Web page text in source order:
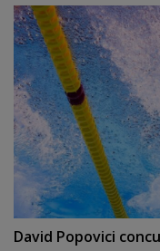
David Popovici